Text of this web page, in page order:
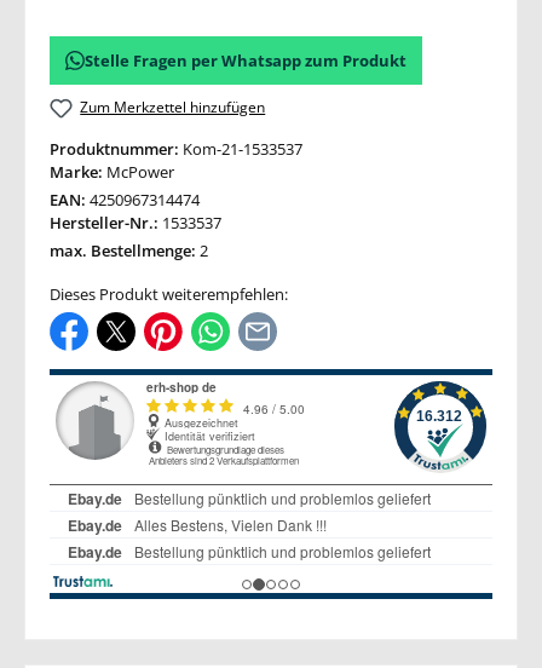
Stelle Fragen per Whatsapp zum Produkt
Zum Merkzettel hinzufügen
Produktnummer: Kom-21-1533537
Marke: McPower
EAN: 4250967314474
Hersteller-Nr.: 1533537
max. Bestellmenge: 2
Dieses Produkt weiterempfehlen: